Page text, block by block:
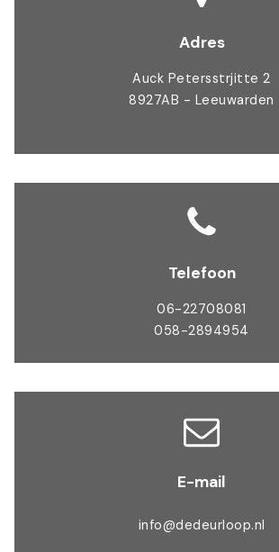
Adres
Auck Petersstrjitte 2
8927AB - Leeuwarden
Telefoon
06-22708081
058-2894954
E-mail
info@dedeurloop.nl